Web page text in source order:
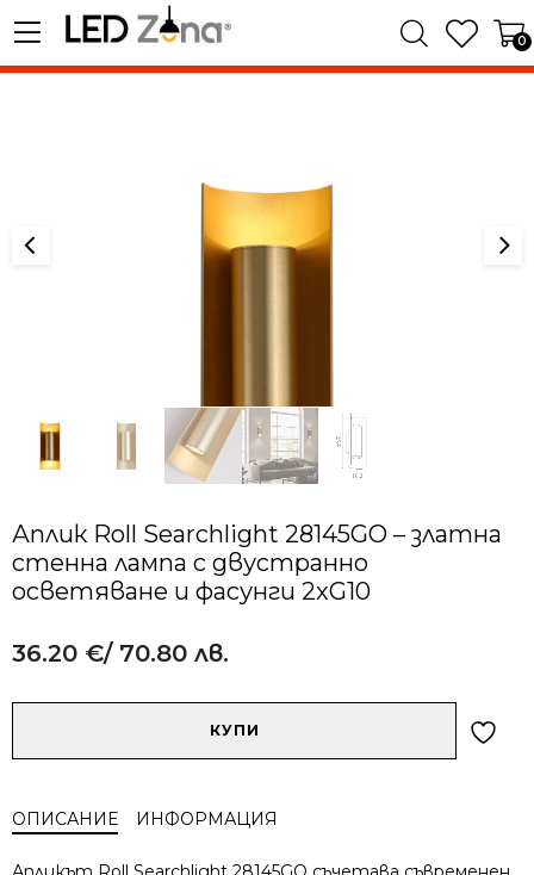
0
Аплик Roll Searchlight 28145GO – златна
стенна лампа с двустранно
осветяване и фасунги 2xG10
36.20 €/ 70.80 лв.
Searchlight
КУПИ
ОПИСАНИЕ ИНФОРМАЦИЯ